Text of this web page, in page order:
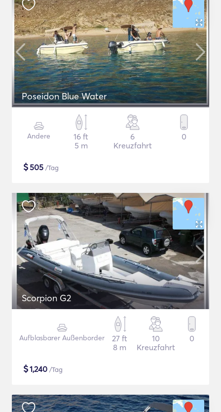
Poseidon Blue Water
Andere
16 ft
5 m
6
Kreuzfahrt
0
$505 /Tag
Scorpion G2
Aufblasbarer Außenborder
27 ft
8 m
10
Kreuzfahrt
0
$1,240 /Tag